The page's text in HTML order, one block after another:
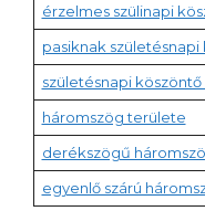
érzelmes szülinapi
pasiknak
születésnapi
háromszög területe
derékszögű
egyenlő szárú